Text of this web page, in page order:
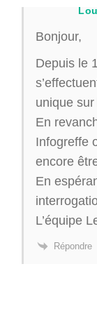
Bonjour,
Depuis le
unique sur
En
Infogreffe
encore
En
L’équipe
Répondre